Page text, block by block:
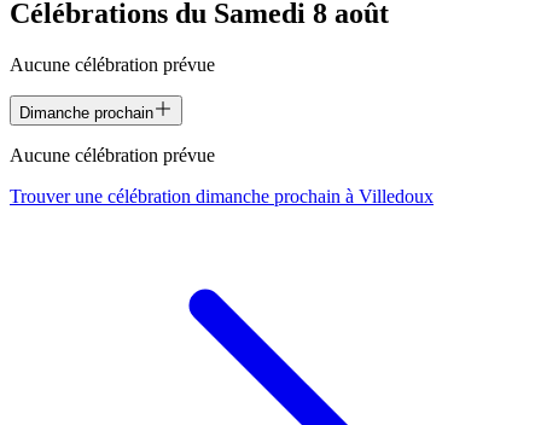
Célébrations du Samedi 8 août
Aucune célébration prévue
Dimanche prochain
Aucune célébration prévue
Trouver une célébration dimanche prochain à Villedoux